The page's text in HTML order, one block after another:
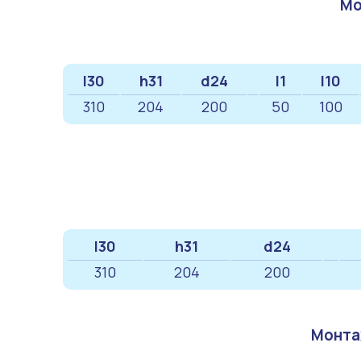
l30 h31 d24 l1 l10
310
204 200 50 100
l30 h31 d24
310
204 200